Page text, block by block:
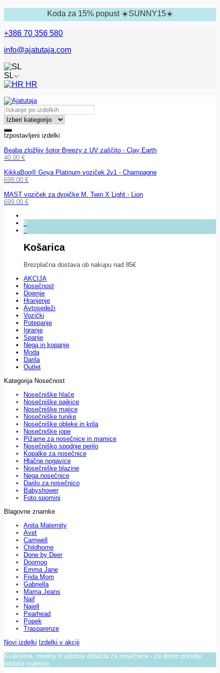
Koda za 15% popust ☀️SUNNY15☀️
+386 70 356 580
info@ajatutaja.com
SL
HR
Izpostavljeni izdelki
Beaba zložljiv šotor Breezy z UV zaščito - Clay Earth
40.00 €
KikkaBoo® Goya Platinum voziček 2v1 - Champagne
699.00 €
MAST voziček za dvojčke M. Twin X Light - Lion
699.00 €
0
0
Košarica
Brezplačna dostava ob nakupu nad 85€
AKCIJA
Nosečnost
Dojenje
Hranjenje
Avtosedeži
Vozički
Potepanje
Igranje
Spanje
Nega in kopanje
Moda
Darila
Outlet
Kategorija Nosečnost
Nosečniške hlače
Nosečniške pajkice
Nosečniške majice
Nosečniške tunike
Nosečniške obleke in krila
Nosečniške jope
Pižame za nosečnice in mamice
Nosečniško spodnje perilo
Kopalke za nosečnice
Hlačne nogavice
Nosečniške blazine
Nega nosečnice
Darilo za nosečnico
Babyshower
Foto spomini
Blagovne znamke
Anita Maternity
Avet
Carriwell
Childhome
Done by Deer
Doomoo
Emma Jane
Frida Mom
Gabriella
Mama Jeans
Naif
Najell
Pearhead
Popek
Trasparenze
Novi izdelki Izdelki v akciji
Kvalitetna, modna in udobna oblačila za nosečnice - za dobro počutje
bodoče mamice.